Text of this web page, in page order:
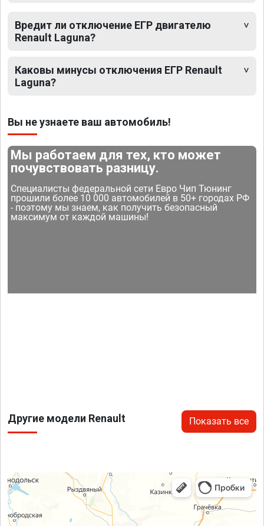
Вредит ли отключение ЕГР двигателю
Renault Laguna?
Каковы минусы отключения ЕГР Renault
Laguna?
Вы не узнаете ваш автомобиль!
Мы работаем для тех, кто может
почувствовать разницу.
Специалисты федеральной сети Евро Чип Тюнинг
прошили более 10 000 автомобилей в 50+ городах РФ
- поэтому мы знаем, как получить безопасный
максимум от каждой машины!
Другие модели Renault Показать все